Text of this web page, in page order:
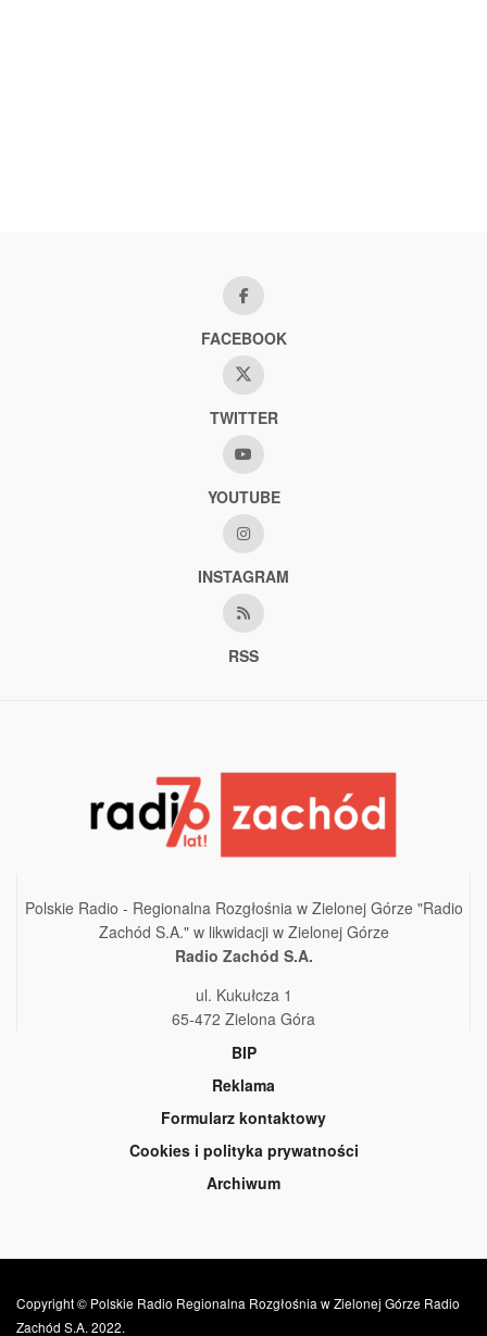
FACEBOOK
TWITTER
YOUTUBE
INSTAGRAM
RSS
Polskie Radio - Regionalna Rozgłośnia w Zielonej Górze "Radio
Zachód S.A." w likwidacji w Zielonej Górze
Radio Zachód S.A.
ul. Kukułcza 1
65-472 Zielona Góra
BIP
Reklama
Formularz kontaktowy
Cookies i polityka prywatności
Archiwum
Copyright © Polskie Radio Regionalna Rozgłośnia w Zielonej Górze Radio
Zachód S.A. 2022.